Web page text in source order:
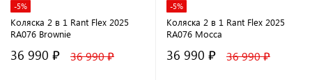
-5%
Коляска 2 в 1 Rant Flex 2025
RA076 Brownie
36 990 ₽ 36 990 ₽
-5%
Коляска 2 в 1 Rant Flex 2025
RA076 Mocca
36 990 ₽ 36 990 ₽